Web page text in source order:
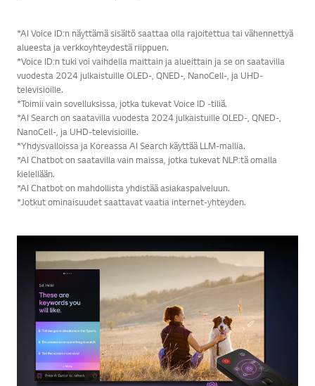
*AI Voice ID:n näyttämä sisältö saattaa olla rajoitettua tai vähennettyä
alueesta ja verkkoyhteydestä riippuen.
*Voice ID:n tuki voi vaihdella maittain ja alueittain ja se on saatavilla
vuodesta 2024 julkaistuille OLED-, QNED-, NanoCell-, ja UHD-
televisioille.
*Toimii vain sovelluksissa, jotka tukevat Voice ID -tiliä.
*AI Search on saatavilla vuodesta 2024 julkaistuille OLED-, QNED-,
NanoCell-, ja UHD-televisioille.
*Yhdysvalloissa ja Koreassa AI Search käyttää LLM-mallia.
*AI Chatbot on saatavilla vain maissa, jotka tukevat NLP:tä omalla
kielellään.
*AI Chatbot on mahdollista yhdistää asiakaspalveluun.
*Jotkut ominaisuudet saattavat vaatia internet-yhteyden.